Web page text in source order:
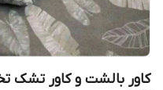
کاور بالشت و کاور تشک